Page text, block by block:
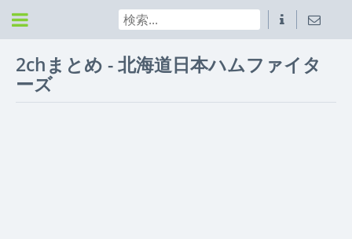
2chまとめ - 北海道日本ハムファイタ
ーズ